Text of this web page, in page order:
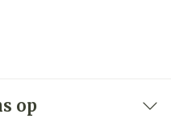
op